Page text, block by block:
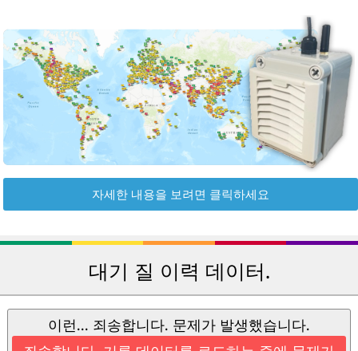
자세한 내용을 보려면 클릭하세요
대기 질 이력 데이터.
이런... 죄송합니다. 문제가 발생했습니다.